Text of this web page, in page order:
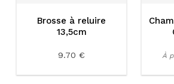
Brosse à reluire
13,5cm
9.70 € À